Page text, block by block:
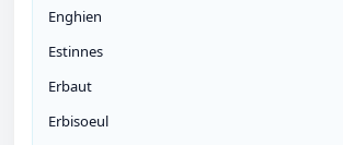
Enghien
Estinnes
Erbaut
Erbisoeul